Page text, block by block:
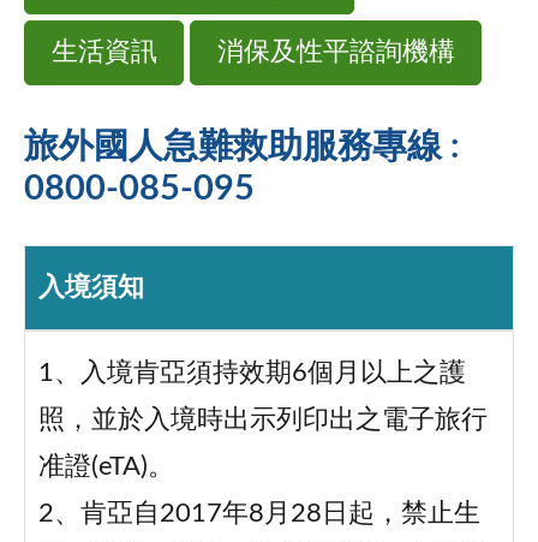
生活資訊 消保及性平諮詢機構
旅外國人急難救助服務專線 :
0800-085-095
入境須知
1、入境肯亞須持效期6個月以上之護
照，並於入境時出示列印出之電子旅行
准證(eTA)。
2、肯亞自2017年8月28日起，禁止生